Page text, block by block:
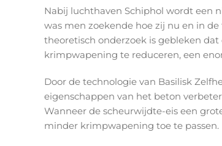
Nabij luchthaven Schiphol wordt een
was men zoekende hoe zij nu en in
theoretisch onderzoek is gebleken
krimpwapening te reduceren, een
Door de technologie van Basilisk
eigenschappen van het beton
Wanneer de scheurwijdte-eis een
minder krimpwapening toe te passen.